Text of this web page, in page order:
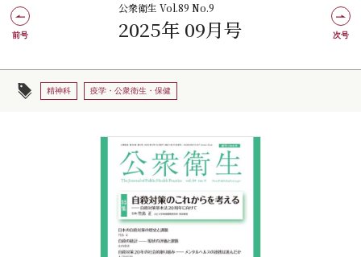
公衆衛生 Vol.89 No.9
2025年 09月号
前号 次号
精神科 疫学・公衆衛生・保健